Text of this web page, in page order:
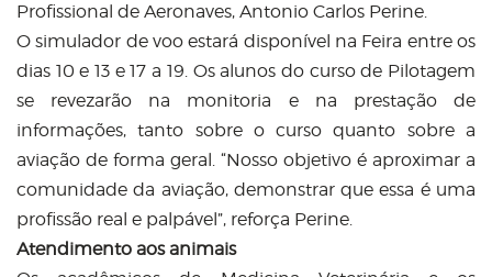
Profissional de Aeronaves, Antonio Carlos Perine.
O simulador de voo estará disponível na Feira entre os
dias 10 e 13 e 17 a 19. Os alunos do curso de Pilotagem
se revezarão na monitoria e na prestação de
informações, tanto sobre o curso quanto sobre a
aviação de forma geral. “Nosso objetivo é aproximar a
comunidade da aviação, demonstrar que essa é uma
profissão real e palpável”, reforça Perine.
Atendimento aos animais